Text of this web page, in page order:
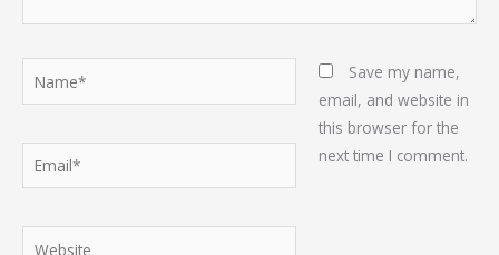
Email*
Website
Save my name,
email, and website in
this browser for the
next time I comment.